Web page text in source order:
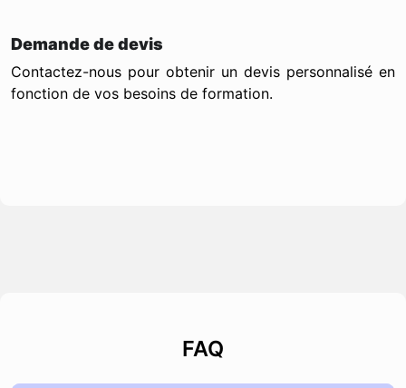
Demande de devis
Contactez-nous pour obtenir un devis personnalisé en
fonction de vos besoins de formation.
FAQ